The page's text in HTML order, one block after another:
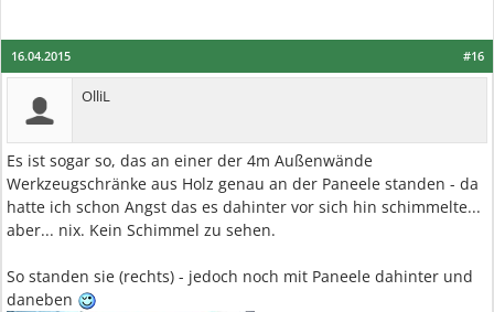
#16
16.04.2015
OlliL
Es ist sogar so, das an einer der 4m Außenwände
Werkzeugschränke aus Holz genau an der Paneele standen - da
hatte ich schon Angst das es dahinter vor sich hin schimmelte...
aber... nix. Kein Schimmel zu sehen.
So standen sie (rechts) - jedoch noch mit Paneele dahinter und
daneben